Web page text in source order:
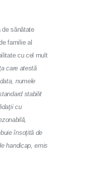
sănătate
familie al
cu cel mult
care atestă
numele
stabilit
cu
însoţită de
handicap, emis